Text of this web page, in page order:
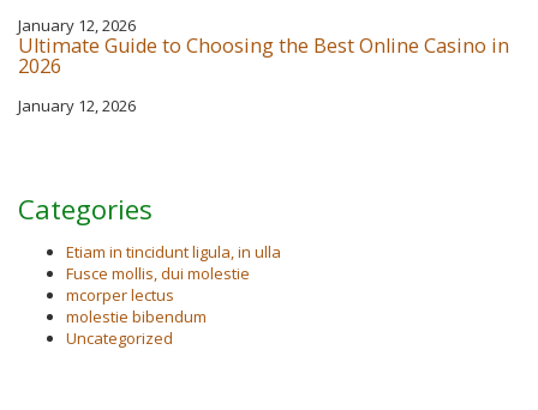
January 12, 2026
Ultimate Guide to Choosing the Best Online Casino in
2026
January 12, 2026
Categories
Etiam in tincidunt ligula, in ulla
Fusce mollis, dui molestie
mcorper lectus
molestie bibendum
Uncategorized